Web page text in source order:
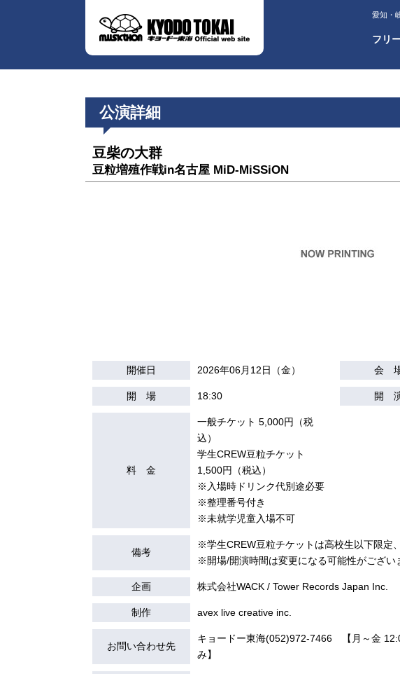
愛知・
フリ
公演詳細
豆柴の大群
豆粒増殖作戦in名古屋 MiD-MiSSiON
開催日 2026年06月12日（金） 会
開 場 18:30 開
料 金
一般チケット 5,000円（税
込）
学生CREW豆粒チケット
1,500円（税込）
※入場時ドリンク代別途必要
※整理番号付き
※未就学児童入場不可
備考
※学生CREW豆粒チケットは高校生以下限定
※開場/開演時間は変更になる可能性がござい
企画 株式会社WACK / Tower Records Japan Inc.
制作 avex live creative inc.
お問い合わせ先
キョードー東海(052)972-7466 【月～金
み】